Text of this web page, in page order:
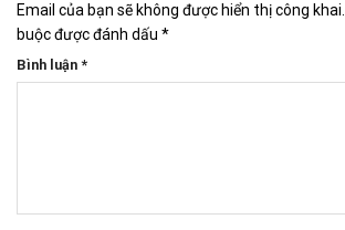
Email của bạn sẽ không được hiển thị công khai.
buộc được đánh dấu *
Bình luận *